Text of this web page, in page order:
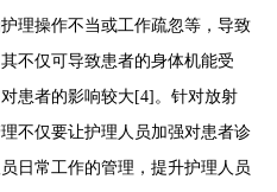
理操作不当或工作疏忽等，导致
不仅可导致患者的身体机能受
患者的影响较大[4]。针对放射
不仅要让护理人员加强对患者诊
日常工作的管理，提升护理人员